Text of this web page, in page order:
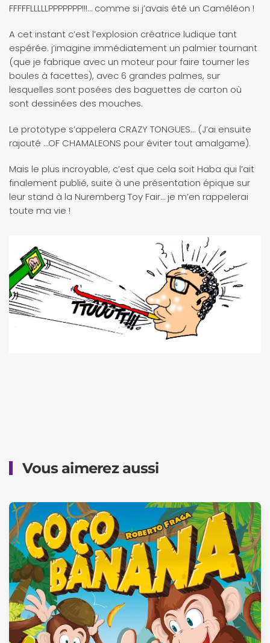
FFFFFLLLLLPPPPPPP!!!… comme si j’avais été un Caméléon !
A cet instant c’est l’explosion créatrice ludique tant
espérée. j’imagine immédiatement un palmier tournant
(que je fabrique avec un moteur pour faire tourner les
boules à facettes), avec 6 grandes palmes, sur
lesquelles sont posées des baguettes de carton où
sont dessinées des mouches.
Le prototype s’appelera CRAZY TONGUES… (J’ai ensuite
rajouté …OF CHAMALEONS pour éviter tout amalgame).
Mais le plus incroyable, c’est que cela soit Haba qui l’ait
finalement publié, suite à une présentation épique sur
leur stand à la Nuremberg Toy Fair… je m’en rappelerai
toute ma vie !
Vous aimerez aussi